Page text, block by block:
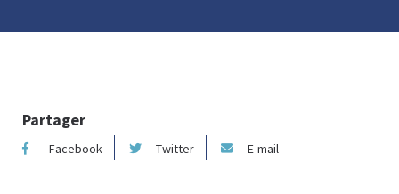
Partager
Facebook Twitter E-mail